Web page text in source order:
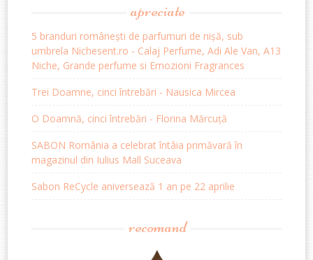
apreciate
5 branduri românești de parfumuri de nișă, sub
umbrela Nichesent.ro - Calaj Perfume, Adi Ale Van, A13
Niche, Grande perfume si Emozioni Fragrances
Trei Doamne, cinci întrebări - Nausica Mircea
O Doamnă, cinci întrebări - Florina Mărcuță
SABON România a celebrat întâia primăvară în
magazinul din Iulius Mall Suceava
Sabon ReCycle aniversează 1 an pe 22 aprilie
recomand